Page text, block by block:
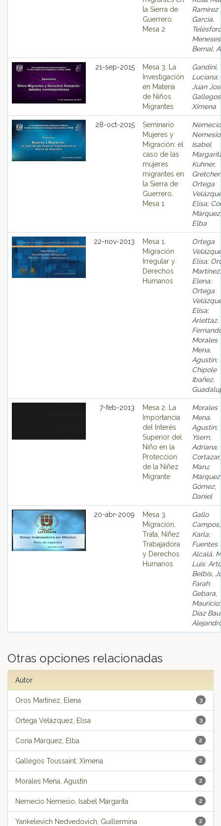
la Sierra de
Guerrero.
Mesa 2
Ramírez
García,
Meneses
Bernal,
21-sep-2015
Mesa 3. La
Investigación
en Materia
de Niños
Migrantes
Gandini,
Luciana;
Juan
Ximena
28-oct-2015
Seminario
Mujeres y
Migración: el
caso de las
mujeres
migrantes en
la Sierra de
Guerrero.
Mesa 1
Nemecio
Isabel
Kuhner,
Ortega
Elisa;
Márquez,
Elba
22-nov-2013
Mesa 1.
Migración
Irregular y
Derechos
Humanos
Ortega
Elisa;
Martínez,
Elena;
Ortega
Elisa;
Arlettaz,
Morales
Mena,
Agustín;
Chipole
Ibañez,
7-feb-2013
Mesa 2. La
Importancia
del Interés
Superior del
Niño en la
Protección
de la Niñez
Migrante
Morales
Mena,
Agustín;
Ysern,
Adriana;
Cortazar,
Maru;
Márquez
Gómez,
Daniel
20-abr-2009
Mesa 3.
Migración,
Trata, Niñez
Trabajadora
y Derechos
Humanos
Gallo
Campos,
Karla;
Fuentes
Alcalá,
Luis;
Belbis,
Farah
Gebara,
Mauricio;
Díaz
Otras opciones relacionadas
Autor
3
Oros Martínez, Elena
3
Ortega Velázquez, Elisa
2
Coria Márquez, Elba
2
Gallegos Toussaint, Ximena
2
Morales Mena, Agustín
2
Nemecio Nemesio, Isabel Margarita
2
Yankelevich Nedvedovich, Guillermina